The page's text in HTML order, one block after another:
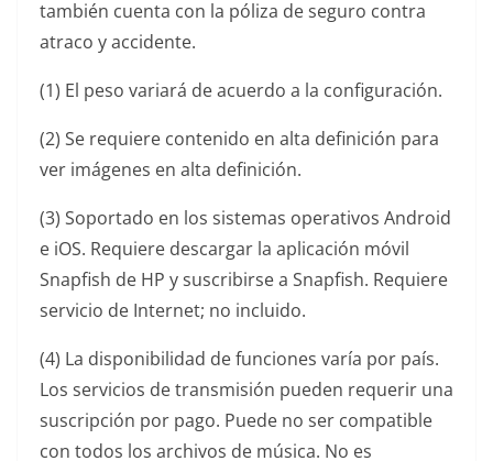
también cuenta con la póliza de seguro contra
atraco y accidente.
(1) El peso variará de acuerdo a la configuración.
(2) Se requiere contenido en alta definición para
ver imágenes en alta definición.
(3) Soportado en los sistemas operativos Android
e iOS. Requiere descargar la aplicación móvil
Snapfish de HP y suscribirse a Snapfish. Requiere
servicio de Internet; no incluido.
(4) La disponibilidad de funciones varía por país.
Los servicios de transmisión pueden requerir una
suscripción por pago. Puede no ser compatible
con todos los archivos de música. No es